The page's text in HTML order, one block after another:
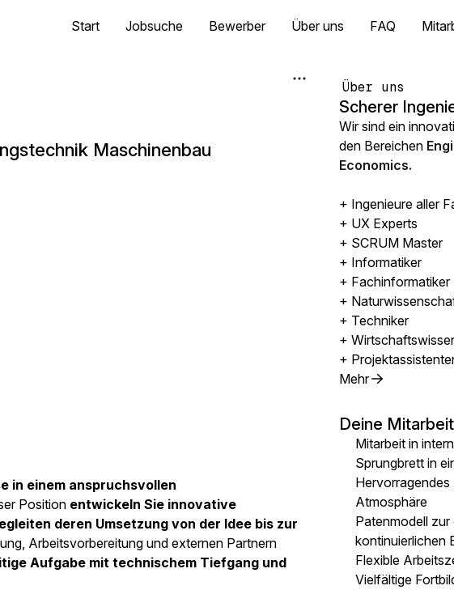
Start Jobsuche Bewerber Über uns FAQ
Maschinenbau
in einem anspruchsvollen
Position entwickeln Sie innovative
deren Umsetzung von der Idee bis zur
Arbeitsvorbereitung und externen Partnern
Aufgabe mit technischem Tiefgang und
Über uns
Scherer
Wir sind ein
den Bereichen
Economics.
+ Ingenieure aller
+ UX Experts
+ SCRUM Master
+ Informatiker
+ Fachinformatiker
+
+ Techniker
+
+
Mehr
Deine
Mitarbeit in
Sprungbrett in
Atmosphäre
Patenmodell
kontinuierlichen
Flexible
Vielfältige